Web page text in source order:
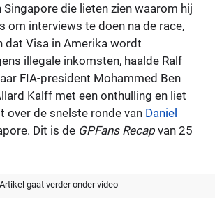
Singapore die lieten zien waarom hij
om interviews te doen na de race,
dat Visa in Amerika wordt
illegale inkomsten, haalde Ralf
FIA-president Mohammed Ben
Kalff met een onthulling en liet
over de snelste ronde van Daniel
Dit is de GPFans Recap van 25
Artikel gaat verder onder video